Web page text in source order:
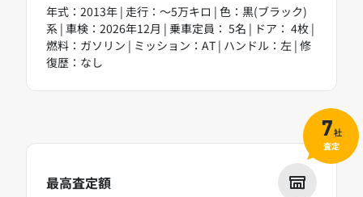
年式：2013年 | 走行：～5万キロ | 色：黒(ブラック)
系 | 車検：2026年12月 | 乗車定員： 5名 | ドア： 4枚 |
燃料：ガソリン | ミッション：AT | ハンドル：左 | 修
復歴：なし
最高査定額
7社
査定